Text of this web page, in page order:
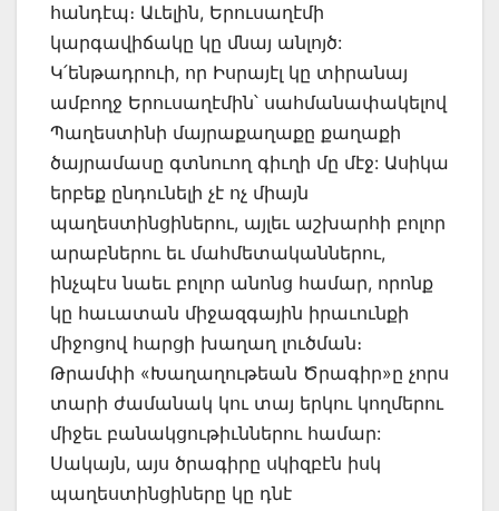
հանդէպ։ Աւելին, Երուսաղէմի
կարգավիճակը կը մնայ անլոյծ:
Կ՛ենթադրուի, որ Իսրայէլ կը տիրանայ
ամբողջ Երուսաղէմին՝ սահմանափակելով
Պաղեստինի մայրաքաղաքը քաղաքի
ծայրամասը գտնուող գիւղի մը մէջ: Ասիկա
երբեք ընդունելի չէ ոչ միայն
պաղեստինցիներու, այլեւ աշխարհի բոլոր
արաբներու եւ մահմետականներու,
ինչպէս նաեւ բոլոր անոնց համար, որոնք
կը հաւատան միջազգային իրաւունքի
միջոցով հարցի խաղաղ լուծման։
Թրամփի «Խաղաղութեան Ծրագիր»ը չորս
տարի ժամանակ կու տայ երկու կողմերու
միջեւ բանակցութիւններու համար:
Սակայն, այս ծրագիրը սկիզբէն իսկ
պաղեստինցիները կը դնէ